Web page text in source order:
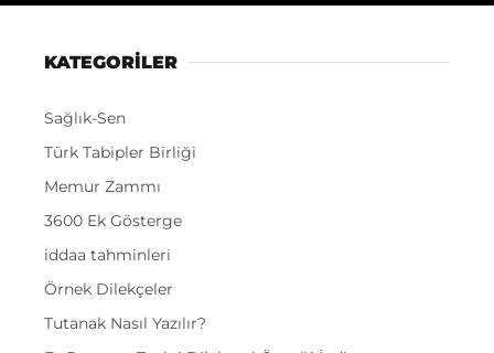
KATEGORİLER
Sağlık-Sen
Türk Tabipler Birliği
Memur Zammı
3600 Ek Gösterge
iddaa tahminleri
Örnek Dilekçeler
Tutanak Nasıl Yazılır?